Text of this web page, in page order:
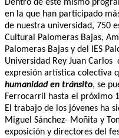
Dentro de este mismo
en la que han participado
de nuestra universidad, 750
Cultural Palomeras Bajas,
Palomeras Bajas y del IES
Universidad Rey Juan
expresión artística colectiva
humanidad en tránsito, se
Ferrocarril hasta el próximo
El trabajo de los jóvenes ha
Miguel Sánchez- Moñita y
exposición y directores del